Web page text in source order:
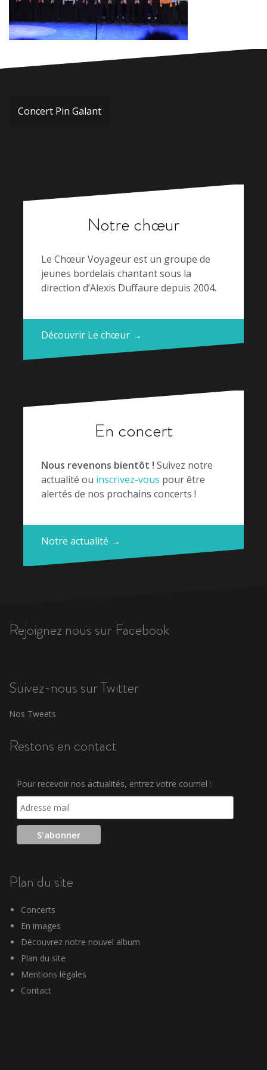
Navigation
Concert Pin Galant
Notre chœur
Le Chœur Voyageur est un groupe de
jeunes bordelais chantant sous la
direction d’Alexis Duffaure depuis 2004.
Découvrir Le chœur →
En concert
Nous revenons bientôt ! Suivez notre
actualité ou inscrivez-vous pour être
alertés de nos prochains concerts !
Notre actualité →
Rejoignez nous sur Facebook
Suivez-nous sur Twitter
Nos Tweets
Restons en contact
Pour recevoir nos actualités, entrez votre courriel :
Plan du site
Concerts
En images
Découvrez notre nouvel album
Plan du site
Mentions légales
Contact